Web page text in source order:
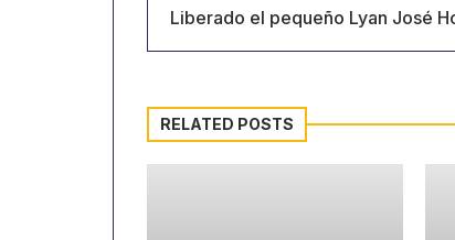
Liberado el pequeño Lyan José
RELATED POSTS